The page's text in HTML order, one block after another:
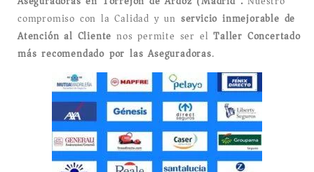
compromiso con la Calidad y un servicio inmejorable de
Atención al Clientenos permite ser elTaller Concertado
más recomendado por las Aseguradoras.